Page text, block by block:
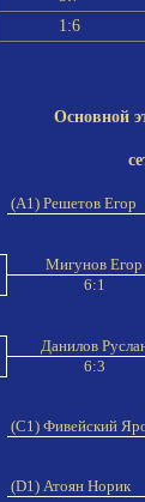
1:6
Основной
(A1) Решетов Егор
Мигунов Егор
6:1
Данилов
6:3
(C1) Фивейский
(D1) Атоян Норик